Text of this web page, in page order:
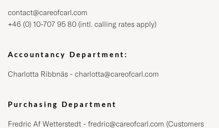
contact@careofcarl.com
+46 (0) 10-707 95 80 (intl. calling rates apply)
Accountancy Department:
Charlotta Ribbnäs - charlotta@careofcarl.com
Purchasing Department
Fredric Af Wetterstedt - fredric@careofcarl.com (Customers